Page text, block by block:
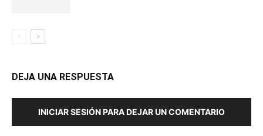
DEJA UNA RESPUESTA
INICIAR SESIÓN PARA DEJAR UN COMENTARIO